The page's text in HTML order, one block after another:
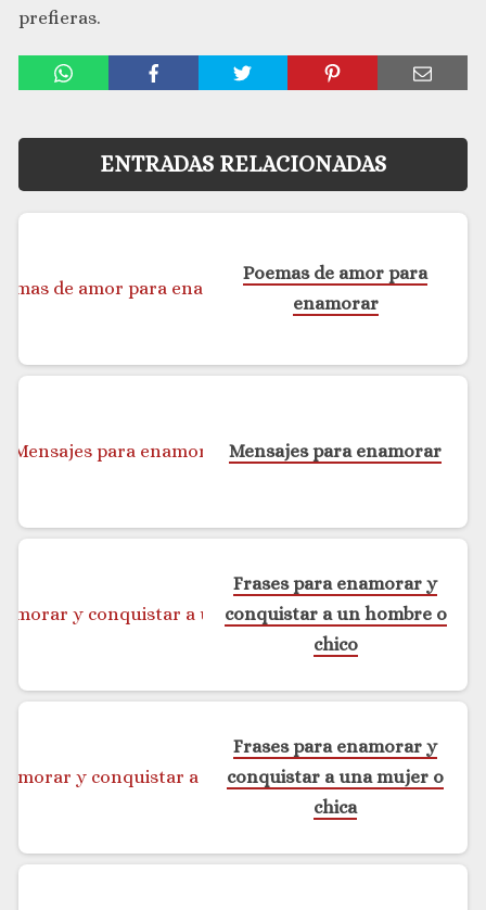
prefieras.
ENTRADAS RELACIONADAS
Poemas de amor para
enamorar
Mensajes para enamorar
Frases para enamorar y
conquistar a un hombre o
chico
Frases para enamorar y
conquistar a una mujer o
chica